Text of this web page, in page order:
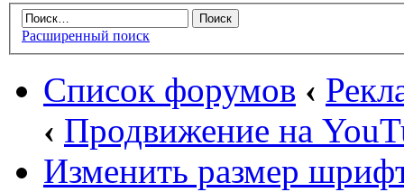
Расширенный поиск
Список форумов ‹
‹ Продвижение на
Изменить размер